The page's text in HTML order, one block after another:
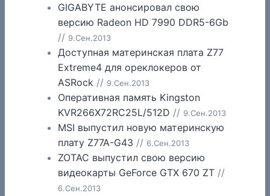
GIGABYTE анонсировал свою
версию Radeon HD 7990 DDR5-6Gb
// 9.Сен.2013
Доступная материнская плата Z77
Extreme4 для ореклокеров от
ASRock // 9.Сен.2013
Оперативная память Kingston
KVR266X72RC25L/512D // 9.Сен.2013
MSI выпустил новую материнскую
плату Z77A-G43 // 6.Сен.2013
ZOTAC выпустил свою версию
видеокарты GeForce GTX 670 ZT //
6.Сен.2013